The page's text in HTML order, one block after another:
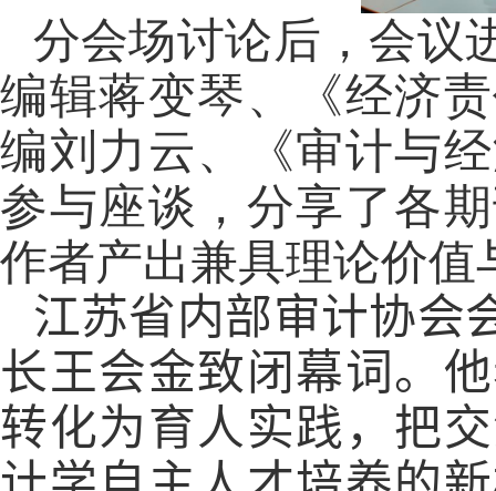
分会场讨论后，会议
编辑蒋变琴、《经济
编刘力云、《审计与
参与座谈，分享了各
作者产出兼具理论价
江苏省内部审计协会
长王会金致闭幕词 。
转化为育人实践，把